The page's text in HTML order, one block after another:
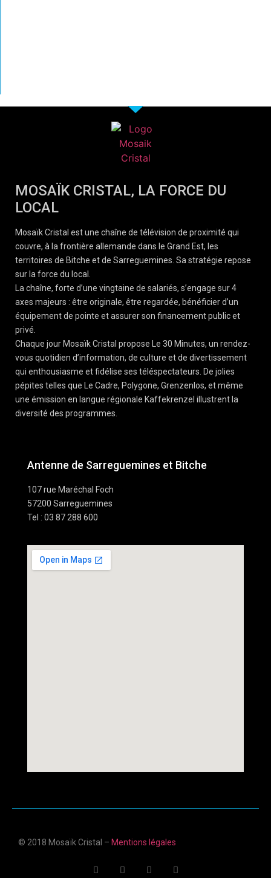
MOSAÏK CRISTAL, LA FORCE DU
LOCAL
Mosaïk Cristal est une chaîne de télévision de proximité qui
couvre, à la frontière allemande dans le Grand Est, les
territoires de Bitche et de Sarreguemines. Sa stratégie repose
sur la force du local.
La chaîne, forte d’une vingtaine de salariés, s’engage sur 4
axes majeurs : être originale, être regardée, bénéficier d’un
équipement de pointe et assurer son financement public et
privé.
Chaque jour Mosaïk Cristal propose Le 30 Minutes, un rendez-
vous quotidien d’information, de culture et de divertissement
qui enthousiasme et fidélise ses téléspectateurs. De jolies
pépites telles que Le Cadre, Polygone, Grenzenlos, et même
une émission en langue régionale Kaffekrenzel illustrent la
diversité des programmes.
Antenne de Sarreguemines et Bitche
107 rue Maréchal Foch
57200 Sarreguemines
Tel : 03 87 288 600
© 2018 Mosaïk Cristal – Mentions légales